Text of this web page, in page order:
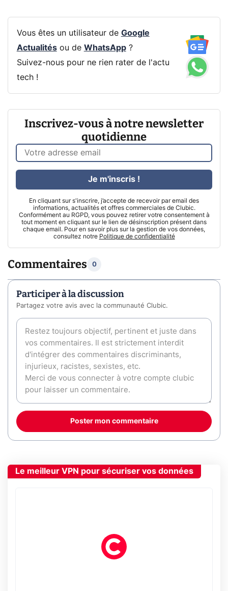
Vous êtes un utilisateur de Google
Actualitésou de WhatsApp?
Suivez-nous pour ne rien rater de l'actu
tech !
Inscrivez-vous à notre newsletter
quotidienne
En cliquant sur s'inscrire, j’accepte de recevoir par email des
informations, actualités et offres commerciales de Clubic.
Conformément au RGPD, vous pouvez retirer votre consentement à
tout moment en cliquant sur le lien de désinscription présent dans
chaque email. Pour en savoir plus sur la gestion de vos données,
consultez notre Politique de confidentialité
Je m'inscris !
Commentaires 0
Participer à la discussion
Partagez votre avis avec la communauté Clubic.
Poster mon commentaire
Le meilleur VPN pour sécuriser vos données